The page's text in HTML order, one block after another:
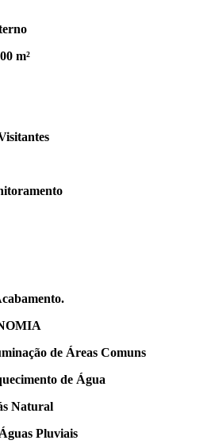
m²
de Áreas Comuns
de Água
Natural
Pluviais